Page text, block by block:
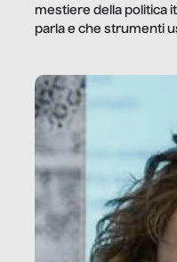
mestiere della politica
parla e che strumenti